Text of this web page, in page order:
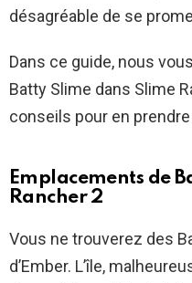
désagréable de se
Dans ce guide, nous
Batty Slime dans Slime
conseils pour en
Emplacements de
Rancher 2
Vous ne trouverez des
d’Ember. L’île,